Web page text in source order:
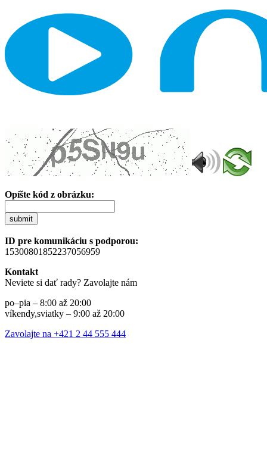
Opíšte kód z obrázku:
submit
ID pre komunikáciu s podporou:
15300801852237056959
Kontakt
Neviete si dať rady? Zavolajte nám
po–pia – 8:00 až 20:00
víkendy,sviatky – 9:00 až 20:00
Zavolajte na +421 2 44 555 444